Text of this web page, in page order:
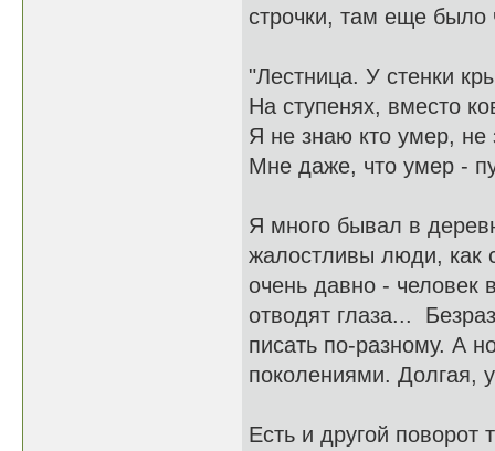
строчки, там еще
"Лестница. У стенки
На ступенях, вместо
Я не знаю кто умер, не
Мне даже, что умер -
Я много бывал в
жалостливы люди, как
очень давно - человек
отводят глаза...
писать по-разному. А
поколениями. Долгая,
Есть и другой